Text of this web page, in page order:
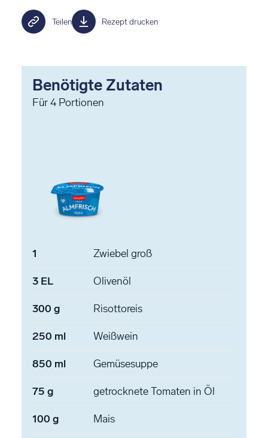
Teilen Rezept drucken
Benötigte Zutaten
Für4 Portionen
1 Zwiebel groß
3 EL Olivenöl
300 g Risottoreis
250 ml Weißwein
850 ml Gemüsesuppe
75 g getrocknete Tomaten in Öl
100 g Mais